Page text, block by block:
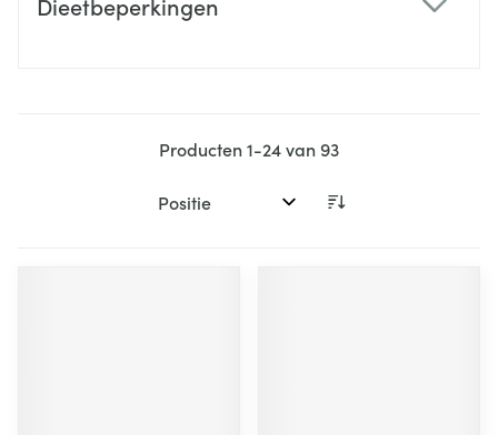
Producten1-24van93
Sorteer op: